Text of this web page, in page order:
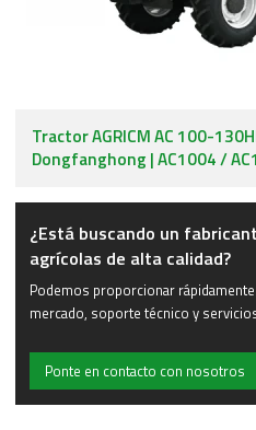
Tractor AGRICM AC 100-
Dongfanghong | AC1004 /
¿Está buscando un
agrícolas de alta calidad?
Podemos proporcionar
mercado, soporte técnico y
Ponte en contacto con nosotros